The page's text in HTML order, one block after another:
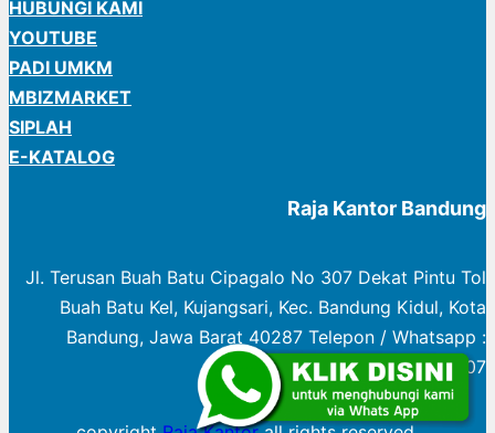
HUBUNGI KAMI
YOUTUBE
PADI UMKM
MBIZMARKET
SIPLAH
E-KATALOG
Raja Kantor Bandung
Jl. Terusan Buah Batu Cipagalo No 307 Dekat Pintu Tol
Buah Batu Kel, Kujangsari, Kec. Bandung Kidul, Kota
Bandung, Jawa Barat 40287 Telepon / Whatsapp :
0822 1003 0307